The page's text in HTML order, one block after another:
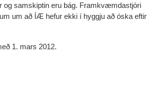
og samskiptin eru bág. Framkvæmdastjóri
um að ÍÆ hefur ekki í hyggju að óska eftir
1. mars 2012.